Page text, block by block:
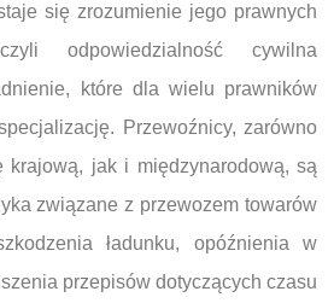
się zrozumienie jego prawnych
odpowiedzialność cywilna
które dla wielu prawników
Przewoźnicy, zarówno
krajową, jak i międzynarodową, są
związane z przewozem towarów
ładunku, opóźnienia w
przepisów dotyczących czasu